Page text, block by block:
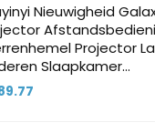
Nieuwigheid
Projector
Slaapkamer…